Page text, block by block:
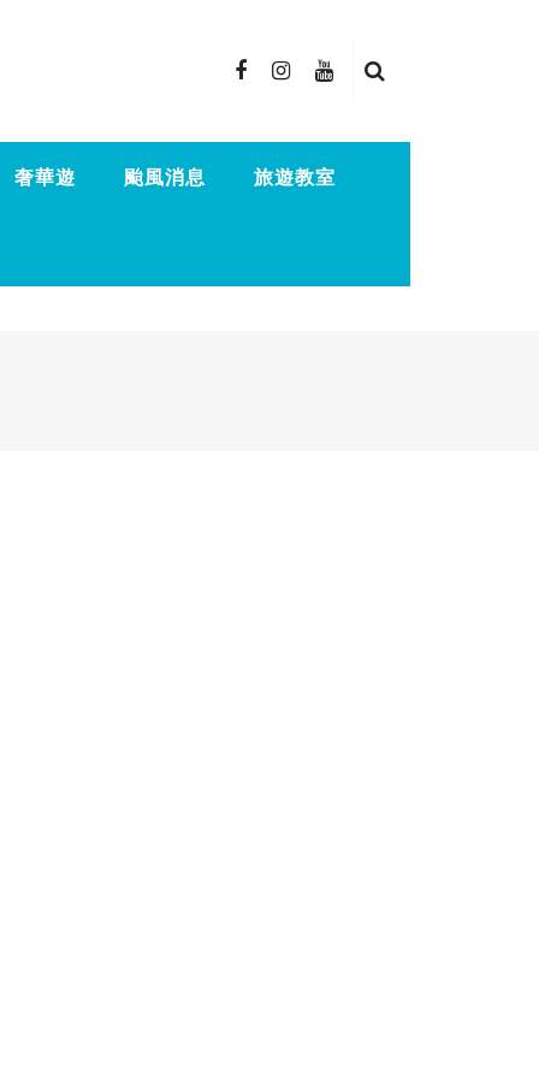
奢華遊 颱風消息 旅遊教室